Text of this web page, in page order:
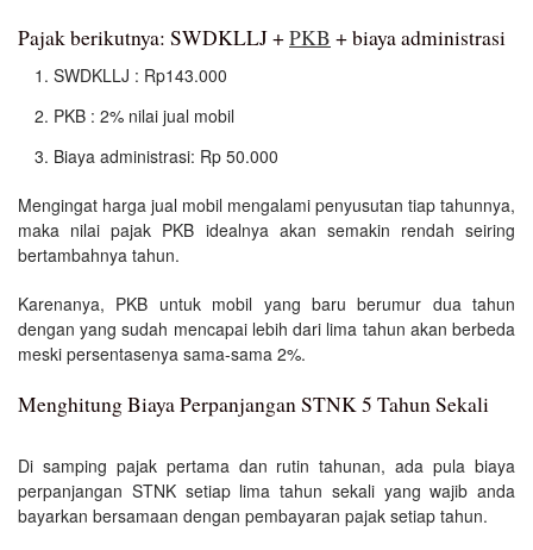
Pajak berikutnya: SWDKLLJ +PKB + biaya administrasi
SWDKLLJ : Rp143.000
PKB : 2% nilai jual mobil
Biaya administrasi: Rp 50.000
Mengingat harga jual mobil mengalami penyusutan tiap tahunnya,
maka nilai pajak PKB idealnya akan semakin rendah seiring
bertambahnya tahun.
Karenanya, PKB untuk mobil yang baru berumur dua tahun
dengan yang sudah mencapai lebih dari lima tahun akan berbeda
meski persentasenya sama-sama 2%.
Menghitung Biaya Perpanjangan STNK 5 Tahun Sekali
Di samping pajak pertama dan rutin tahunan, ada pula biaya
perpanjangan STNK setiap lima tahun sekali yang wajib anda
bayarkan bersamaan dengan pembayaran pajak setiap tahun.